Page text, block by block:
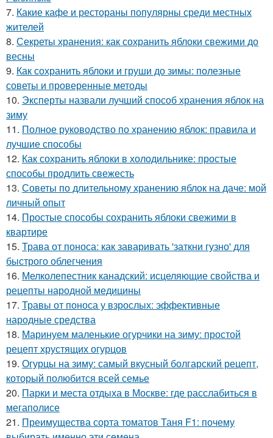
7. Какие кафе и рестораны популярны среди местных
жителей
8. Секреты хранения: как сохранить яблоки свежими до
весны
9. Как сохранить яблоки и груши до зимы: полезные
советы и проверенные методы
10. Эксперты назвали лучший способ хранения яблок на
зиму
11. Полное руководство по хранению яблок: правила и
лучшие способы
12. Как сохранить яблоки в холодильнике: простые
способы продлить свежесть
13. Советы по длительному хранению яблок на даче: мой
личный опыт
14. Простые способы сохранить яблоки свежими в
квартире
15. Трава от поноса: как заваривать 'заткни гузно' для
быстрого облегчения
16. Мелколепестник канадский: исцеляющие свойства и
рецепты народной медицины
17. Травы от поноса у взрослых: эффективные
народные средства
18. Маринуем маленькие огурчики на зиму: простой
рецепт хрустящих огурцов
19. Огурцы на зиму: самый вкусный болгарский рецепт,
который полюбится всей семье
20. Парки и места отдыха в Москве: где расслабиться в
мегаполисе
21. Преимущества сорта томатов Таня F1: почему